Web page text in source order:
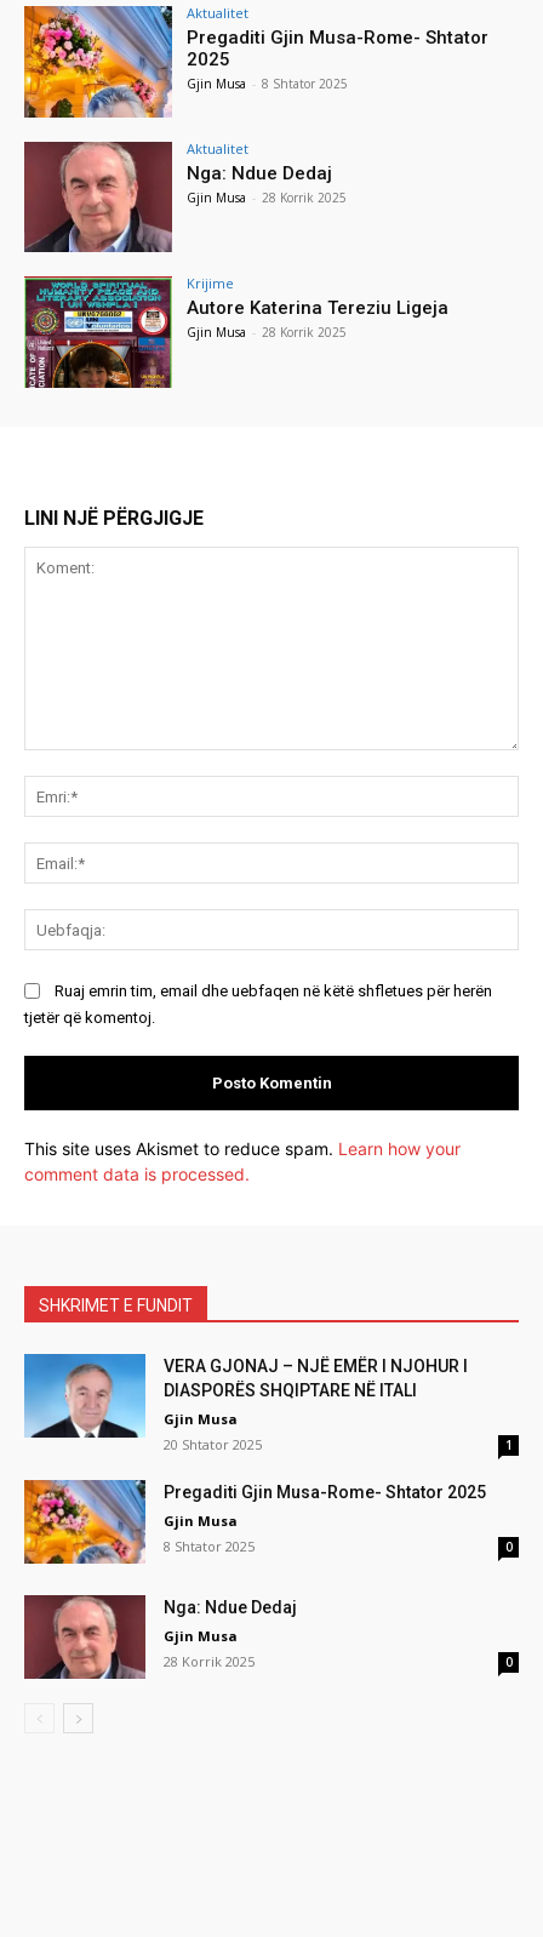
Aktualitet
Pregaditi Gjin Musa-Rome- Shtator
2025
Gjin Musa - 8 Shtator 2025
Aktualitet
Nga: Ndue Dedaj
Gjin Musa - 28 Korrik 2025
Krijime
Autore Katerina Tereziu Ligeja
Gjin Musa - 28 Korrik 2025
LINI NJË PËRGJIGJE
Ruaj emrin tim, email dhe uebfaqen në këtë shfletues për herën
tjetër që komentoj.
This site uses Akismet to reduce spam. Learn how your
comment data is processed.
SHKRIMET E FUNDIT
VERA GJONAJ – NJË EMËR I NJOHUR I
DIASPORËS SHQIPTARE NË ITALI
Gjin Musa
20 Shtator 2025
1
Pregaditi Gjin Musa-Rome- Shtator 2025
Gjin Musa
8 Shtator 2025
0
Nga: Ndue Dedaj
Gjin Musa
28 Korrik 2025
0